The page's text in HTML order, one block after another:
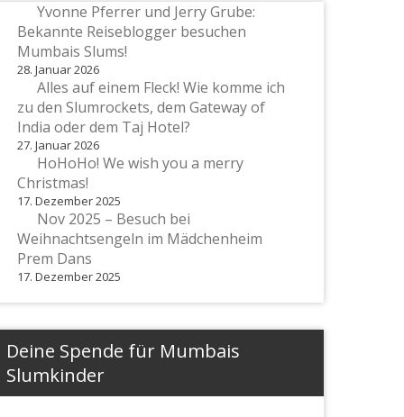
Yvonne Pferrer und Jerry Grube:
Bekannte Reiseblogger besuchen
Mumbais Slums!
28. Januar 2026
Alles auf einem Fleck! Wie komme ich
zu den Slumrockets, dem Gateway of
India oder dem Taj Hotel?
27. Januar 2026
HoHoHo! We wish you a merry
Christmas!
17. Dezember 2025
Nov 2025 – Besuch bei
Weihnachtsengeln im Mädchenheim
Prem Dans
17. Dezember 2025
Deine Spende für Mumbais
Slumkinder